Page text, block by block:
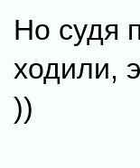
Но судя
ходили,
))